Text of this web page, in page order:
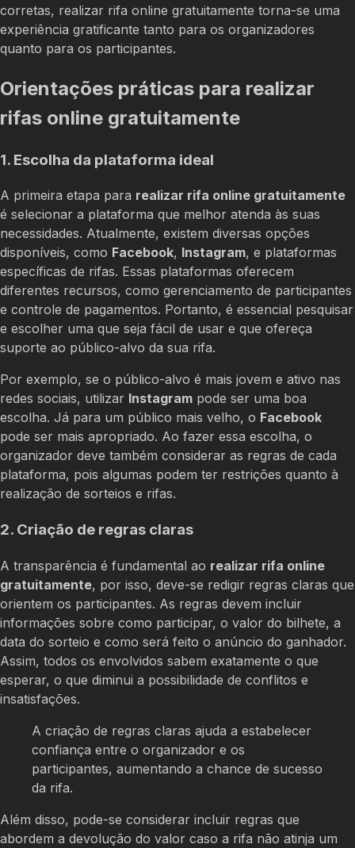
corretas, realizar rifa online gratuitamente torna-se uma
experiência gratificante tanto para os organizadores
quanto para os participantes.
Orientações práticas para realizar
rifas online gratuitamente
1. Escolha da plataforma ideal
A primeira etapa para realizar rifa online gratuitamente
é selecionar a plataforma que melhor atenda às suas
necessidades. Atualmente, existem diversas opções
disponíveis, como Facebook, Instagram, e plataformas
específicas de rifas. Essas plataformas oferecem
diferentes recursos, como gerenciamento de participantes
e controle de pagamentos. Portanto, é essencial pesquisar
e escolher uma que seja fácil de usar e que ofereça
suporte ao público-alvo da sua rifa.
Por exemplo, se o público-alvo é mais jovem e ativo nas
redes sociais, utilizar Instagram pode ser uma boa
escolha. Já para um público mais velho, o Facebook
pode ser mais apropriado. Ao fazer essa escolha, o
organizador deve também considerar as regras de cada
plataforma, pois algumas podem ter restrições quanto à
realização de sorteios e rifas.
2. Criação de regras claras
A transparência é fundamental ao realizar rifa online
gratuitamente, por isso, deve-se redigir regras claras que
orientem os participantes. As regras devem incluir
informações sobre como participar, o valor do bilhete, a
data do sorteio e como será feito o anúncio do ganhador.
Assim, todos os envolvidos sabem exatamente o que
esperar, o que diminui a possibilidade de conflitos e
insatisfações.
A criação de regras claras ajuda a estabelecer
confiança entre o organizador e os
participantes, aumentando a chance de sucesso
da rifa.
Além disso, pode-se considerar incluir regras que
abordem a devolução do valor caso a rifa não atinja um